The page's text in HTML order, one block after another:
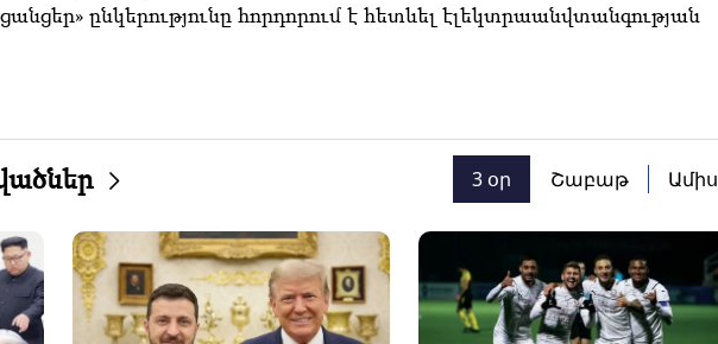
ընկերությունը հորդորում է հետևել էլեկտրաանվտանգության
3 օր Շաբաթ Ամիս